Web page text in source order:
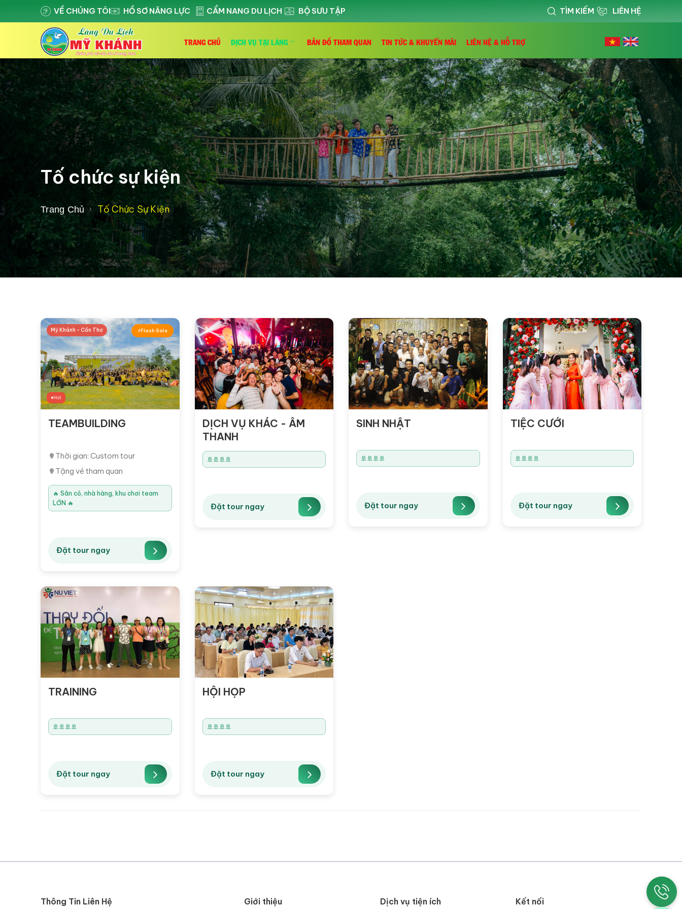
VỀ CHÚNG TÔI HỒ SƠ NĂNG LỰC CẨM NANG DU LỊCH BỘ SƯU TẬP TÌM KIẾM LIÊN HỆ
TRANG CHỦ DỊCH VỤ TẠI LÀNG BẢN ĐỒ THAM QUAN TIN TỨC & KHUYẾN MÃI LIÊN HỆ & HỖ TRỢ
Tố chức sự kiện
Trang Chủ Tố Chức Sự Kiện
Flash Sale
Mỹ Khánh - Cần Thơ
Hot
TEAMBUILDING
Thời gian: Custom tour
Tặng vé tham quan
🔥 Sân cỏ, nhà hàng, khu chơi team
LỚN 🔥
Đặt tour ngay
DỊCH VỤ KHÁC - ÂM
THANH
🚢🚢🚢🚢
Đặt tour ngay
SINH NHẬT
🚢🚢🚢🚢
Đặt tour ngay
TIỆC CƯỚI
🚢🚢🚢🚢
Đặt tour ngay
TRAINING
🚢🚢🚢🚢
Đặt tour ngay
HỘI HỌP
🚢🚢🚢🚢
Đặt tour ngay
Thông Tin Liên Hệ Giới thiệu Dịch vụ tiện ích Kết nối